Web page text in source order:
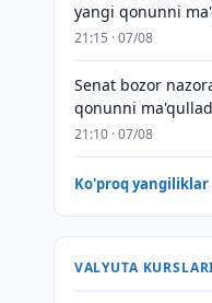
yangi qonunni
21:15 · 07/08
Senat bozor
qonunni
21:10 · 07/08
Ko'proq
VALYUTA